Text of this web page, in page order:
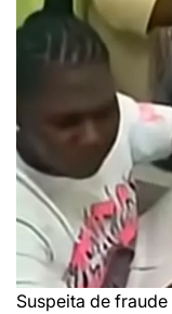
Suspeita de